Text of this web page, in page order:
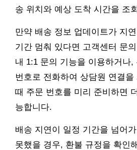
송 위치와 예상 도착 시간을 조
만약 배송 정보 업데이트가 지
기간 멈춰 있다면 고객센터 문
내 1:1 문의 기능을 이용하거나,
번호로 전화하여 상담원 연결을
때 주문 번호를 미리 준비하면
능합니다.
배송 지연이 일정 기간을 넘어
못했을 경우, 환불 규정을 확인